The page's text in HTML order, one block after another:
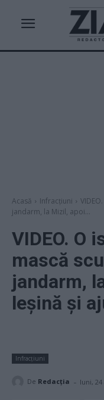
Acasă Infracțiuni
jandarm, la Mizil, apoi...
VIDEO. O
mască
jandarm,
leșină și
Infracțiuni
De Redacţia - luni, 24